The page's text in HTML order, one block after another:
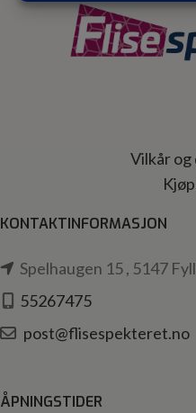
Vilkår
KONTAKTINFORMASJON
Spelhaugen 15 , 5147
55267475
post@flisespekteret.no
ÅPNINGSTIDER